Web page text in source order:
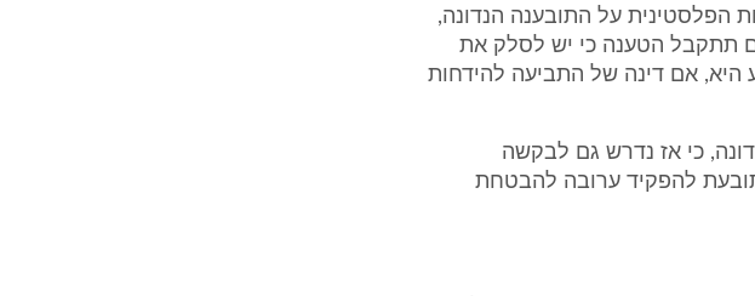
על התובענה הנדונה,
תתקבל הטענה כי יש לסלק את
אם דינה של התביעה להידחות
כי אז נדרש גם לבקשה
להפקיד ערובה להבטחת